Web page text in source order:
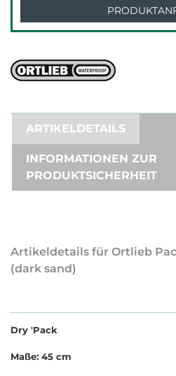
ARTIKELDETAILS
INFORMATIONEN ZUR
PRODUKTSICHERHEIT
Artikeldetails für Ortlieb
(dark sand)
Dry 'Pack
Maße: 45 cm